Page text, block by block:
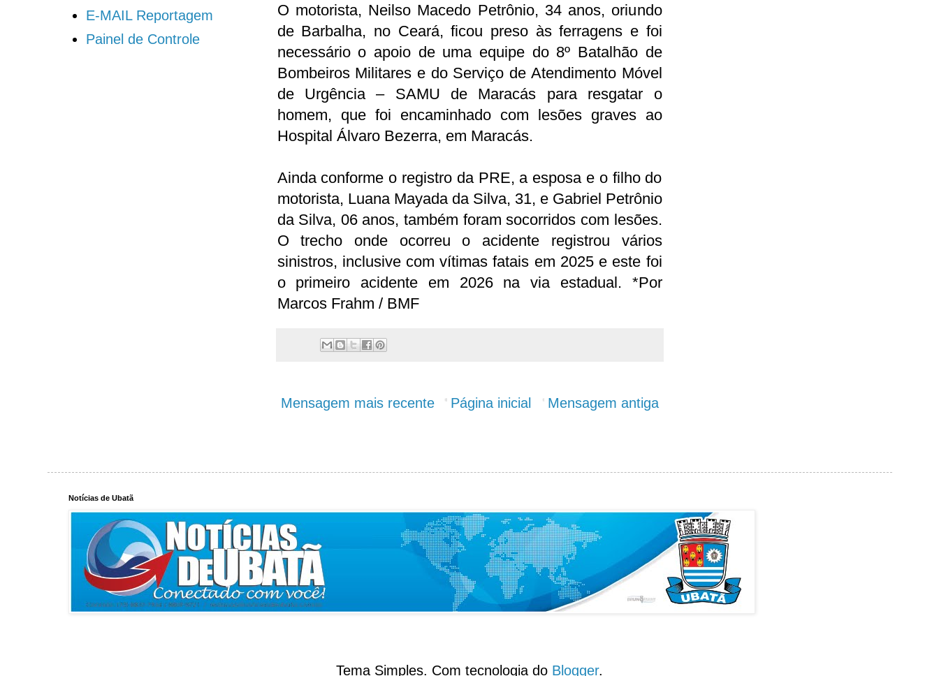
O motorista, Neilso Macedo Petrônio, 34 anos, oriundo
de Barbalha, no Ceará, ficou preso às ferragens e foi
necessário o apoio de uma equipe do 8º Batalhão de
Bombeiros Militares e do Serviço de Atendimento Móvel
de Urgência – SAMU de Maracás para resgatar o
homem, que foi encaminhado com lesões graves ao
Hospital Álvaro Bezerra, em Maracás.
Ainda conforme o registro da PRE, a esposa e o filho do
motorista, Luana Mayada da Silva, 31, e Gabriel Petrônio
da Silva, 06 anos, também foram socorridos com lesões.
O trecho onde ocorreu o acidente registrou vários
sinistros, inclusive com vítimas fatais em 2025 e este foi
o primeiro acidente em 2026 na via estadual. *Por
Marcos Frahm / BMF
Mensagem mais recente Mensagem antiga
Página inicial
E-MAIL Reportagem
Painel de Controle
Notícias de Ubatã
Tema Simples. Com tecnologia do Blogger.